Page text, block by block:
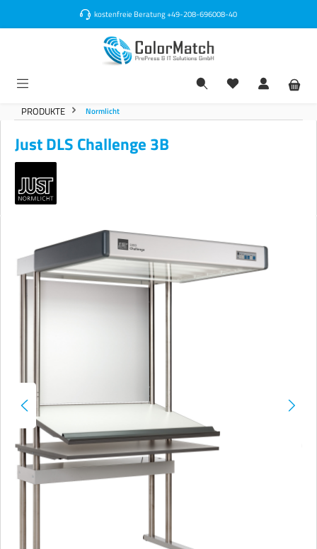
kostenfreie Beratung+49-208-696008-40
PRODUKTE Normlicht
Just DLS Challenge 3B
Bildergalerie überspringen